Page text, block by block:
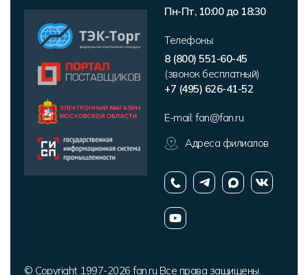
Пн-Пт, 10:00 до 18:30
Телефоны:
8 (800) 551-60-45
(звонок бесплатный)
+7 (495) 626-41-52
E-mail: fan@fan.ru
Адреса филиалов
© Copyright 1997-2026 fan.ru Все права защищены.